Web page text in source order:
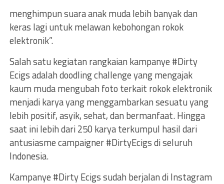
menghimpun suara anak muda lebih banyak dan
keras lagi untuk melawan kebohongan rokok
elektronik”.
Salah satu kegiatan rangkaian kampanye #Dirty
Ecigs adalah doodling challenge yang mengajak
kaum muda mengubah foto terkait rokok elektronik
menjadi karya yang menggambarkan sesuatu yang
lebih positif, asyik, sehat, dan bermanfaat. Hingga
saat ini lebih dari 250 karya terkumpul hasil dari
antusiasme campaigner #DirtyEcigs di seluruh
Indonesia.
Kampanye #Dirty Ecigs sudah berjalan di Instagram